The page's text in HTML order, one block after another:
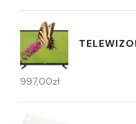
997,00zł